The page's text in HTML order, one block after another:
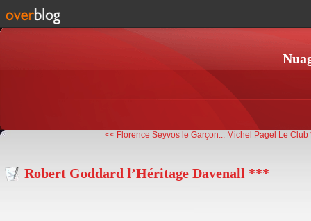
<< Florence Seyvos le Garçon... Michel Pagel Le Club
Robert Goddard l’Héritage Davenall ***